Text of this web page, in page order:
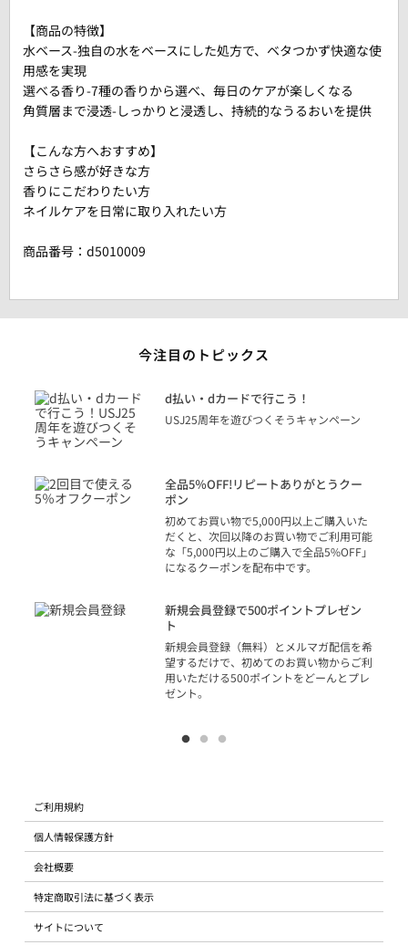
【商品の特徴】
水ベース-独自の水をベースにした処方で、ベタつかず快適な使
用感を実現
選べる香り-7種の香りから選べ、毎日のケアが楽しくなる
角質層まで浸透-しっかりと浸透し、持続的なうるおいを提供
【こんな方へおすすめ】
さらさら感が好きな方
香りにこだわりたい方
ネイルケアを日常に取り入れたい方
商品番号： d5010009
今注目のトピックス
d払い・dカードで行こう！
USJ25周年を遊びつくそうキャンペーン
全品5％OFF!リピートありがとうクー
ポン
初めてお買い物で5,000円以上ご購入いた
だくと、次回以降のお買い物でご利用可能
な「5,000円以上のご購入で全品5%OFF」
になるクーポンを配布中です。
新規会員登録で500ポイントプレゼン
ト
新規会員登録（無料）とメルマガ配信を希
望するだけで、初めてのお買い物からご利
用いただける500ポイントをどーんとプレ
ゼント。
ご利用規約
個人情報保護方針
会社概要
特定商取引法に基づく表示
サイトについて